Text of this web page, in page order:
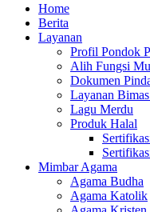
Home
Berita
Layanan
Profil Pondok
Alih Fungsi
Dokumen
Layanan
Lagu Merdu
Produk Halal
Mimbar Agama
Agama Budha
Agama Katolik